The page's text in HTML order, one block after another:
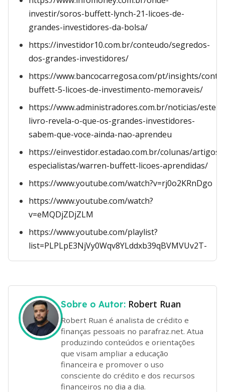
investir/soros-buffett-lynch-21-licoes-de-
grandes-investidores-da-bolsa/
https://investidor10.com.br/conteudo/segredos-
dos-grandes-investidores/
https://www.bancocarregosa.com/pt/insights/
buffett-5-licoes-de-investimento-memoraveis/
https://www.administradores.com.br/noticias/este-
livro-revela-o-que-os-grandes-investidores-
sabem-que-voce-ainda-nao-aprendeu
https://einvestidor.estadao.com.br/colunas/artigos-
especialistas/warren-buffett-licoes-aprendidas/
https://www.youtube.com/watch?v=rj0o2KRnDgo
https://www.youtube.com/watch?
v=eMQDjZDjZLM
https://www.youtube.com/playlist?
list=PLPLpE3NjVy0Wqv8YLddxb39qBVMVUv2T-
Sobre o Autor: Robert Ruan
Robert Ruan é analista de crédito e
finanças pessoais no parafraz.net. Atua
produzindo conteúdos e orientações
que visam ampliar a educação
financeira e promover o uso
consciente do crédito e dos recursos
financeiros no dia a dia.